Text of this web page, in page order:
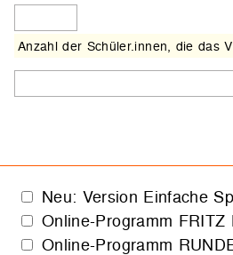
Anzahl der Schüler.innen, die das
Neu: Version Einfache
Online-Programm
Online-Programm